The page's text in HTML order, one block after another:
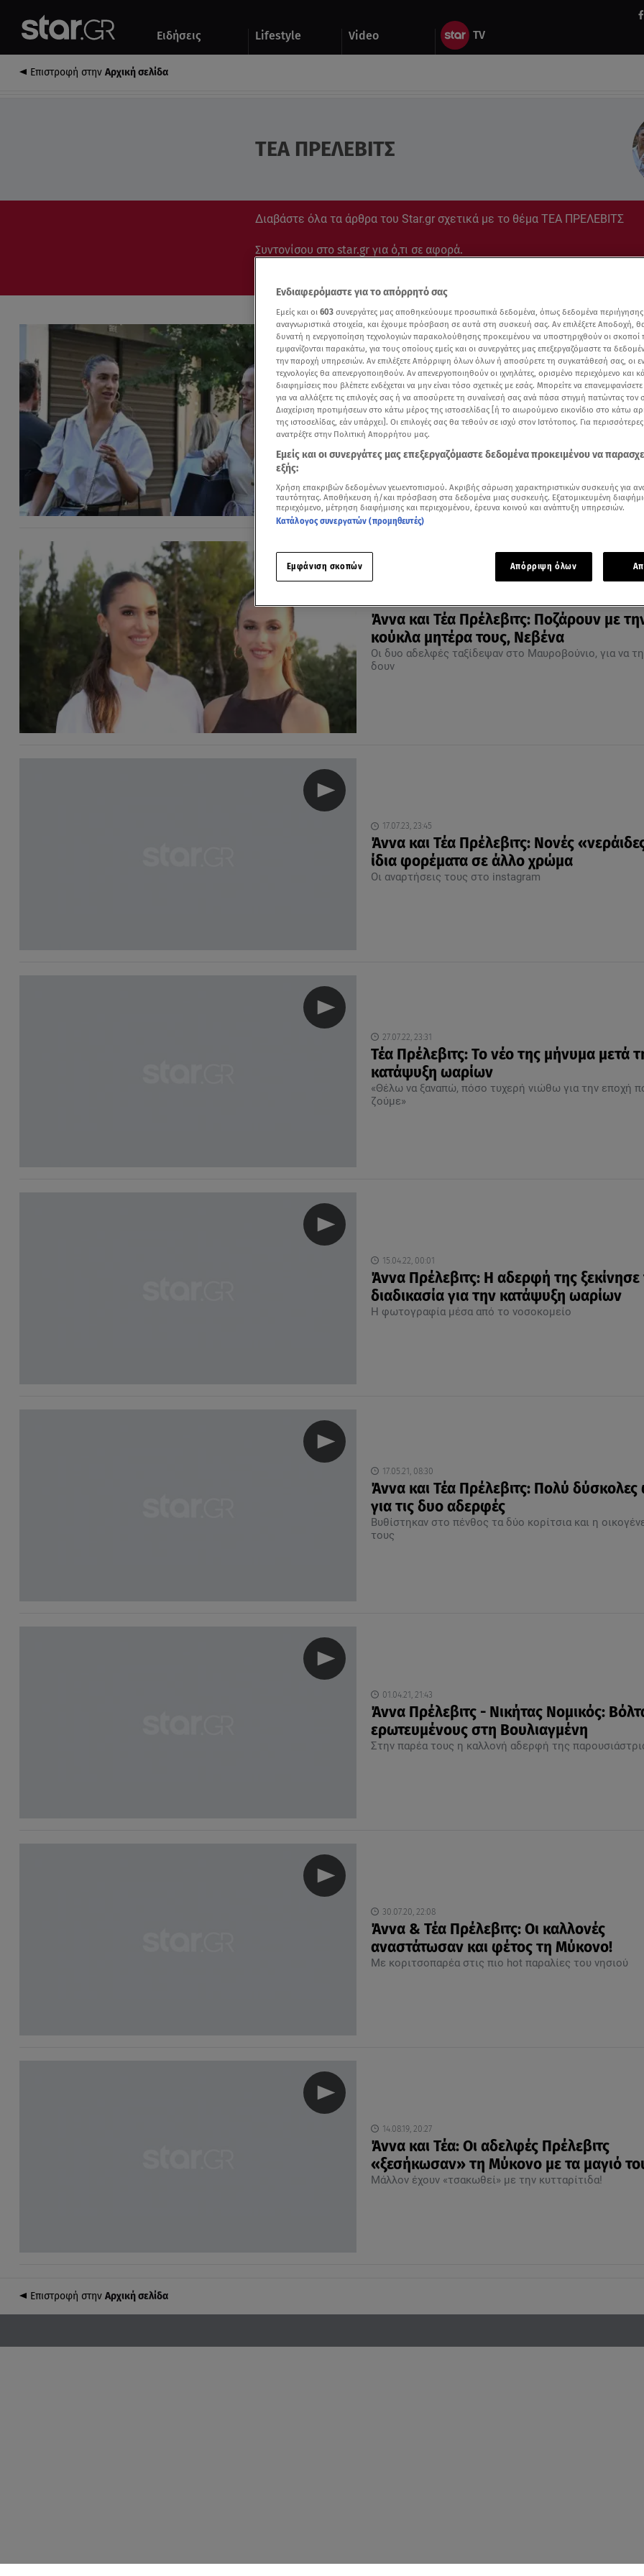
Ειδήσεις Lifestyle Video
Αυτοκίνητο
Επιστροφή στην Αρχική σελίδα
ΤΕΑ ΠΡΕΛΕΒΙΤΣ
Διαβάστε όλα τα άρθρα του Star.gr σχετικά με το θέμα ΤΕΑ ΠΡΕΛΕΒΙΤΣ
Συντονίσου στο star.gr για ό,τι σε αφορά.
07.10.25, 12:01
Shopping με στιλ: Οι Πρέλεβιτς
ντύνεσαι κομψά χωρίς υπερβολές!
Χαλαρή βόλτα στο κέντρο της Αθήνας
Άννα και Τέα Πρέλεβιτς: Ποζάρουν με
κούκλα μητέρα τους, Νεβένα
Οι δυο αδελφές ταξίδεψαν στο Μαυροβούνιο, για να τη
δουν
17.07.23, 23:45
Άννα και Τέα Πρέλεβιτς: Nονές
ίδια φορέματα σε άλλο χρώμα
Οι αναρτήσεις τους στο instagram
27.07.22, 23:31
Τέα Πρέλεβιτς: Το νέο της μήνυμα μετά
κατάψυξη ωαρίων
«Θέλω να ξαναπώ, πόσο τυχερή νιώθω για την εποχή
ζούμε»
15.04.22, 00:01
Άννα Πρέλεβιτς: Η αδερφή της ξεκίνησε
διαδικασία για την κατάψυξη ωαρίων
Η φωτογραφία μέσα από το νοσοκομείο
17.05.21, 08:30
Άννα και Τέα Πρέλεβιτς: Πολύ δύσκολες
για τις δυο αδερφές
Βυθίστηκαν στο πένθος τα δύο κορίτσια και η
τους
01.04.21, 21:43
Άννα Πρέλεβιτς - Νικήτας Νομικός:
ερωτευμένους στη Βουλιαγμένη
Στην παρέα τους η καλλονή αδερφή της
30.07.20, 22:08
Άννα & Τέα Πρέλεβιτς: Οι καλλονές
αναστάτωσαν και φέτος τη Μύκονο!
Με κοριτσοπαρέα στις πιο hot παραλίες του νησιού
14.08.19, 20:27
Άννα και Τέα: Οι αδελφές Πρέλεβιτς
«ξεσήκωσαν» τη Μύκονο με τα μαγιό
Μάλλον έχουν «τσακωθεί» με την κυτταρίτιδα!
Επιστροφή στην Αρχική σελίδα
Ενδιαφερόμαστε για το απόρρητό σας
Εμείς και οι 603 συνεργάτες μας αποθηκεύουμε προσωπικά δεδομένα, όπως δεδομένα
αναγνωριστικά στοιχεία, και έχουμε πρόσβαση σε αυτά στη συσκευή σας. Αν επιλέξετε Αποδοχή,
δυνατή η ενεργοποίηση τεχνολογιών παρακολούθησης προκειμένου να υποστηριχθούν οι σκοποί
εμφανίζονται παρακάτω, για τους οποίους εμείς και οι συνεργάτες μας επεξεργαζόμαστε τα
την παροχή υπηρεσιών. Αν επιλέξετε Απόρριψη όλων όλων ή αποσύρετε τη συγκατάθεσή σας, οι
τεχνολογίες θα απενεργοποιηθούν. Αν απενεργοποιηθούν οι ιχνηλάτες, ορισμένο περιεχόμενο και
διαφημίσεις που βλέπετε ενδέχεται να μην είναι τόσο σχετικές με εσάς. Μπορείτε να
για να αλλάξετε τις επιλογές σας ή να αποσύρετε τη συναίνεσή σας ανά πάσα στιγμή πατώντας τον
Διαχείριση προτιμήσεων στο κάτω μέρος της ιστοσελίδας [ή το αιωρούμενο εικονίδιο στο κάτω
της ιστοσελίδας, εάν υπάρχει]. Οι επιλογές σας θα τεθούν σε ισχύ στον Ιστότοπος. Για
ανατρέξτε στην Πολιτική Απορρήτου μας.
Εμείς και οι συνεργάτες μας επεξεργαζόμαστε δεδομένα προκειμένου να
εξής:
Χρήση επακριβών δεδομένων γεωεντοπισμού. Ακριβής σάρωση χαρακτηριστικών συσκευής για
ταυτότητας. Αποθήκευση ή/και πρόσβαση στα δεδομένα μιας συσκευής. Εξατομικευμένη
περιεχόμενο, μέτρηση διαφήμισης και περιεχομένου, έρευνα κοινού και ανάπτυξη υπηρεσιών.
Κατάλογος συνεργατών (προμηθευτές)
Εμφάνιση σκοπών Απόρριψη όλων